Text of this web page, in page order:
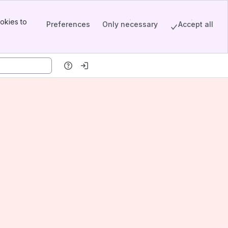
to
Preferences Only necessary Accept all